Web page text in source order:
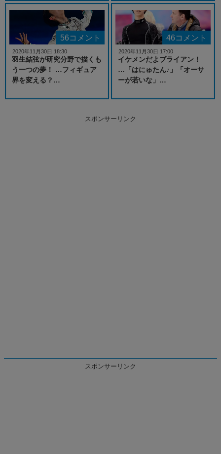
56コメント
羽生結弦が研究分野で描くも
う一つの夢！ …フィギュア
界を変える？…
2020年11月30日 18:30
46コメント
イケメンだよブライアン！
…「はにゅたん♪」「オーサ
ーが若いな」…
2020年11月30日 17:00
スポンサーリンク
スポンサーリンク